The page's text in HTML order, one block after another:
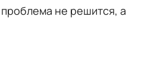
не решится, а